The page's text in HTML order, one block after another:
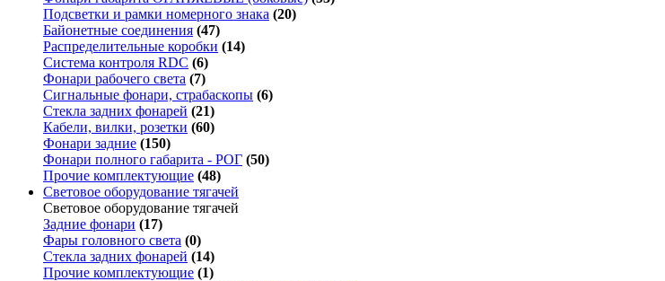
Подсветки и рамки номерного знака (20)
Байонетные соединения (47)
Распределительные коробки (14)
Система контроля RDC (6)
Фонари рабочего света (7)
Сигнальные фонари, страбаскопы (6)
Стекла задних фонарей (21)
Кабели, вилки, розетки (60)
Фонари задние (150)
Фонари полного габарита - РОГ (50)
Прочие комплектующие (48)
Световое оборудование тягачей
Световое оборудование тягачей
Задние фонари (17)
Фары головного света (0)
Стекла задних фонарей (14)
Прочие комплектующие (1)